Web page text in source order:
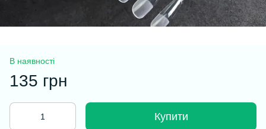
В наявності
135 грн
Купити